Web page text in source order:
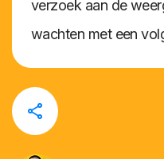
verzoek aan de
wachten met een